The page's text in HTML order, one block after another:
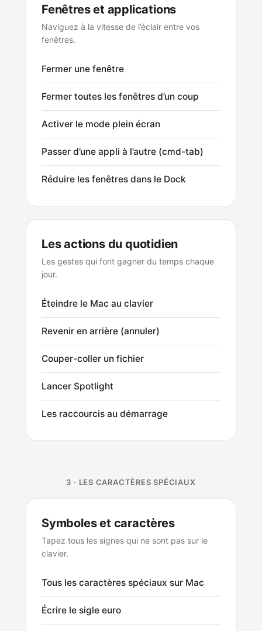
Fenêtres et applications
Naviguez à la vitesse de l’éclair entre vos
fenêtres.
Fermer une fenêtre
Fermer toutes les fenêtres d’un coup
Activer le mode plein écran
Passer d’une appli à l’autre (cmd-tab)
Réduire les fenêtres dans le Dock
Les actions du quotidien
Les gestes qui font gagner du temps chaque
jour.
Éteindre le Mac au clavier
Revenir en arrière (annuler)
Couper-coller un fichier
Lancer Spotlight
Les raccourcis au démarrage
3 · LES CARACTÈRES SPÉCIAUX
Symboles et caractères
Tapez tous les signes qui ne sont pas sur le
clavier.
Tous les caractères spéciaux sur Mac
Écrire le sigle euro